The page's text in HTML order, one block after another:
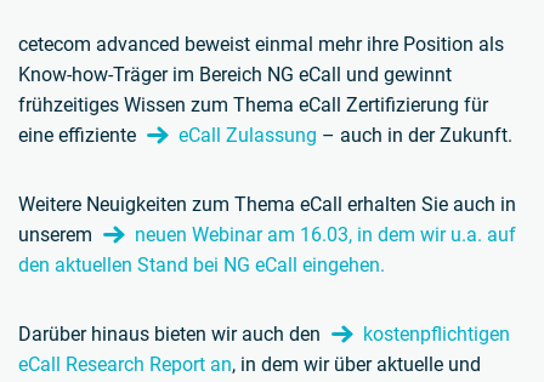
cetecom advanced beweist einmal mehr ihre Position als
Know-how-Träger im Bereich NG eCall und gewinnt
frühzeitiges Wissen zum Thema eCall Zertifizierung für
eine effiziente
eCall Zulassung – auch in der Zukunft.
Weitere Neuigkeiten zum Thema eCall erhalten Sie auch in
unserem
neuen Webinar am 16.03, in dem wir u.a. auf
den aktuellen Stand bei NG eCall eingehen.
Darüber hinaus bieten wir auch den
kostenpflichtigen
eCall Research Report an, in dem wir über aktuelle und